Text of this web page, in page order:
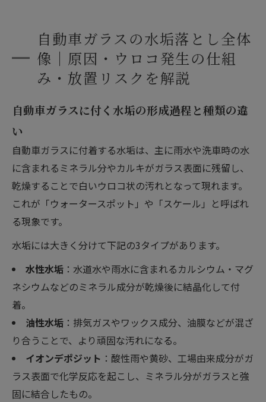
会社概要
自動車ガラスの水垢落とし全体
像｜原因・ウロコ発生の仕組
み・放置リスクを解説
自動車ガラスに付く水垢の形成過程と種類の違
い
自動車ガラスに付着する水垢は、主に雨水や洗車時の水
に含まれるミネラル分やカルキがガラス表面に残留し、
乾燥することで白いウロコ状の汚れとなって現れます。
これが「ウォータースポット」や「スケール」と呼ばれ
る現象です。
水垢には大きく分けて下記の3タイプがあります。
水性水垢：水道水や雨水に含まれるカルシウム・マグ
ネシウムなどのミネラル成分が乾燥後に結晶化して付
着。
油性水垢：排気ガスやワックス成分、油膜などが混ざ
り合うことで、より頑固な汚れになる。
イオンデポジット ：酸性雨や黄砂、工場由来成分がガ
ラス表面で化学反応を起こし、ミネラル分がガラスと強
固に結合したもの。